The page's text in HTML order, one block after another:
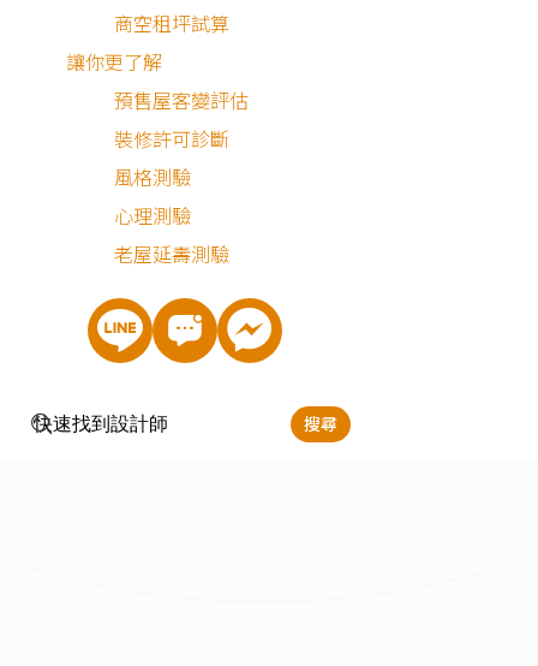
商空租坪試算
讓你更了解
預售屋客變評估
裝修許可診斷
風格測驗
心理測驗
老屋延壽測驗
搜尋
辦公室 | 174坪
最近有